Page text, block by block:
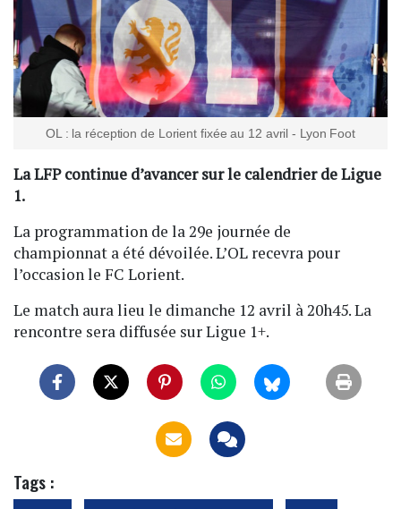
OL : la réception de Lorient fixée au 12 avril - Lyon Foot
La LFP continue d’avancer sur le calendrier de Ligue
1.
La programmation de la 29e journée de
championnat a été dévoilée. L’OL recevra pour
l’occasion le FC Lorient.
Le match aura lieu le dimanche 12 avril à 20h45. La
rencontre sera diffusée sur Ligue 1+.
Tags :